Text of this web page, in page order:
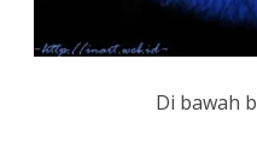
Di bawah